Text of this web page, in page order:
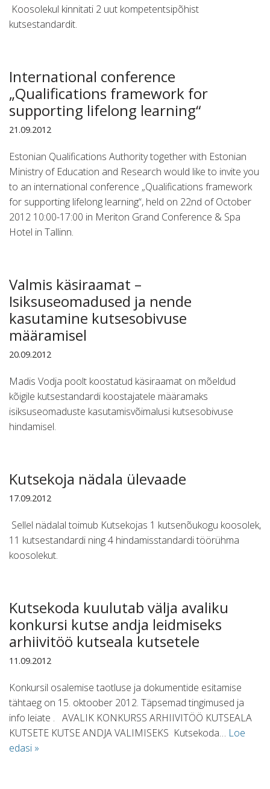
Koosolekul kinnitati 2 uut kompetentsipõhist
kutsestandardit.
International conference
„Qualifications framework for
supporting lifelong learning“
21.09.2012
Estonian Qualifications Authority together with Estonian
Ministry of Education and Research would like to invite you
to an international conference „Qualifications framework
for supporting lifelong learning“, held on 22nd of October
2012 10:00-17:00 in Meriton Grand Conference & Spa
Hotel in Tallinn.
Valmis käsiraamat –
Isiksuseomadused ja nende
kasutamine kutsesobivuse
määramisel
20.09.2012
Madis Vodja poolt koostatud käsiraamat on mõeldud
kõigile kutsestandardi koostajatele määramaks
isiksuseomaduste kasutamisvõimalusi kutsesobivuse
hindamisel.
Kutsekoja nädala ülevaade
17.09.2012
Sellel nädalal toimub Kutsekojas 1 kutsenõukogu koosolek,
11 kutsestandardi ning 4 hindamisstandardi töörühma
koosolekut.
Kutsekoda kuulutab välja avaliku
konkursi kutse andja leidmiseks
arhiivitöö kutseala kutsetele
11.09.2012
Konkursil osalemise taotluse ja dokumentide esitamise
tähtaeg on 15. oktoober 2012. Täpsemad tingimused ja
info leiate . AVALIK KONKURSS ARHIIVITÖÖ KUTSEALA
KUTSETE KUTSE ANDJA VALIMISEKS Kutsekoda… Loe
edasi »